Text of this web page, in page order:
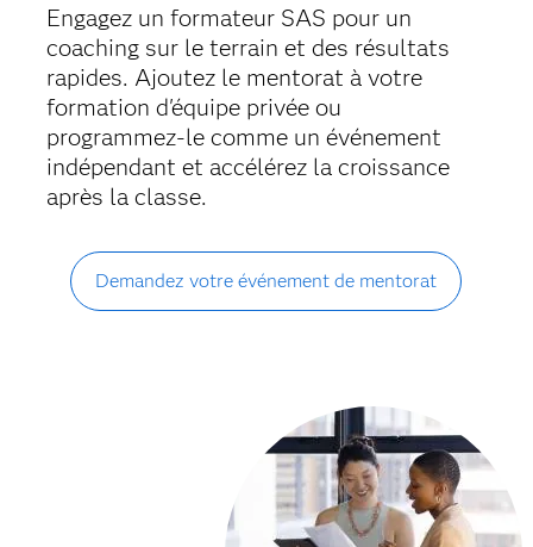
Engagez un formateur SAS pour un
coaching sur le terrain et des résultats
rapides. Ajoutez le mentorat à votre
formation d'équipe privée ou
programmez-le comme un événement
indépendant et accélérez la croissance
après la classe.
Demandez votre événement de mentorat